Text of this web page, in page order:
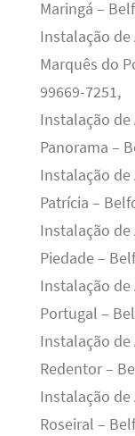
Maringá –
Instalação
Marquês do
99669-7251,
Instalação
Panorama –
Instalação
Patrícia –
Instalação
Piedade –
Instalação
Portugal –
Instalação
Redentor –
Instalação
Roseiral –